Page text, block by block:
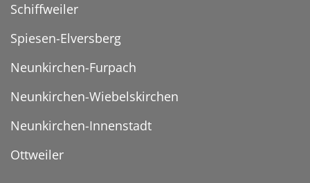
Schiffweiler
Spiesen-Elversberg
Neunkirchen-Furpach
Neunkirchen-Wiebelskirchen
Neunkirchen-Innenstadt
Ottweiler